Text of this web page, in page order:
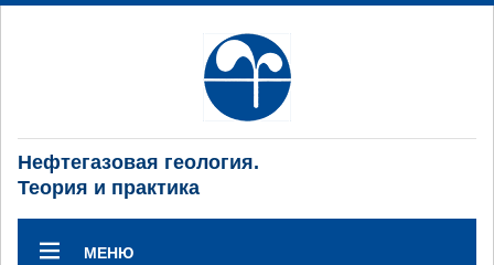
Нефтегазовая геология.
Теория и практика
МЕНЮ